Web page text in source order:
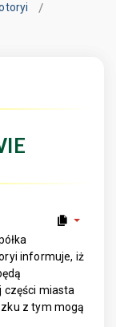
informuje, iż
części miasta
z tym mogą